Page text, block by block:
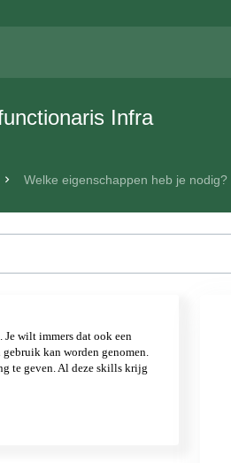
Infra
Welke eigenschappen heb je nodig?